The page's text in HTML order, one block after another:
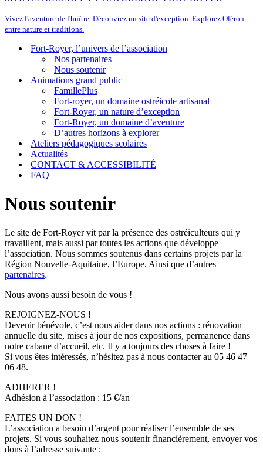
Vivez l'aventure de l'huître. Découvrez un site d'exception. Explorez Oléron
entre nature et traditions.
Fort-Royer, l’univers de l’association
Nos partenaires
Nous soutenir
Animations grand public
FamillePlus
Fort-royer, un domaine ostréicole artisanal
Fort-Royer, un nature d’exception
Fort-Royer, un domaine d’aventure
D’autres horizons à explorer
Ateliers pédagogiques scolaires
Actualités
CONTACT & ACCESSIBILITÉ
FAQ
Nous soutenir
Le site de Fort-Royer vit par la présence des ostréiculteurs qui y
travaillent, mais aussi par toutes les actions que développe
l’association. Nous sommes soutenus dans certains projets par la
Région Nouvelle-Aquitaine, l’Europe. Ainsi que d’autres
partenaires.
Nous avons aussi besoin de vous !
REJOIGNEZ-NOUS !
Devenir bénévole, c’est nous aider dans nos actions : rénovation
annuelle du site, mises à jour de nos expositions, permanence dans
notre cabane d’accueil, etc. Il y a toujours des choses à faire !
Si vous êtes intéressés, n’hésitez pas à nous contacter au 05 46 47
06 48.
ADHERER !
Adhésion à l’association : 15 €/an
FAITES UN DON !
L’association a besoin d’argent pour réaliser l’ensemble de ses
projets. Si vous souhaitez nous soutenir financièrement, envoyer vos
dons à l’adresse suivante :